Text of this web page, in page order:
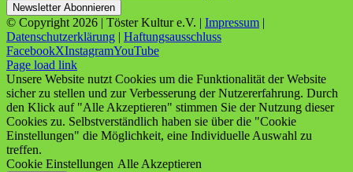
© Copyright 2026 | Töster Kultur e.V. | Impressum |
Datenschutzerklärung | Haftungsausschluss
FacebookXInstagramYouTube
Page load link
Unsere Website nutzt Cookies um die Funktionalität der Website
sicher zu stellen und zur Verbesserung der Nutzererfahrung. Durch
den Klick auf "Alle Akzeptieren" stimmen Sie der Nutzung dieser
Cookies zu. Selbstverständlich haben sie über die "Cookie
Einstellungen" die Möglichkeit, eine Individuelle Auswahl zu
treffen.
Cookie Einstellungen Alle Akzeptieren